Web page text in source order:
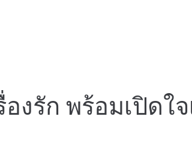
องรัก พร้อมเปิด